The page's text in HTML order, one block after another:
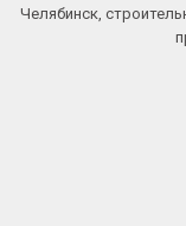
Челябинск,